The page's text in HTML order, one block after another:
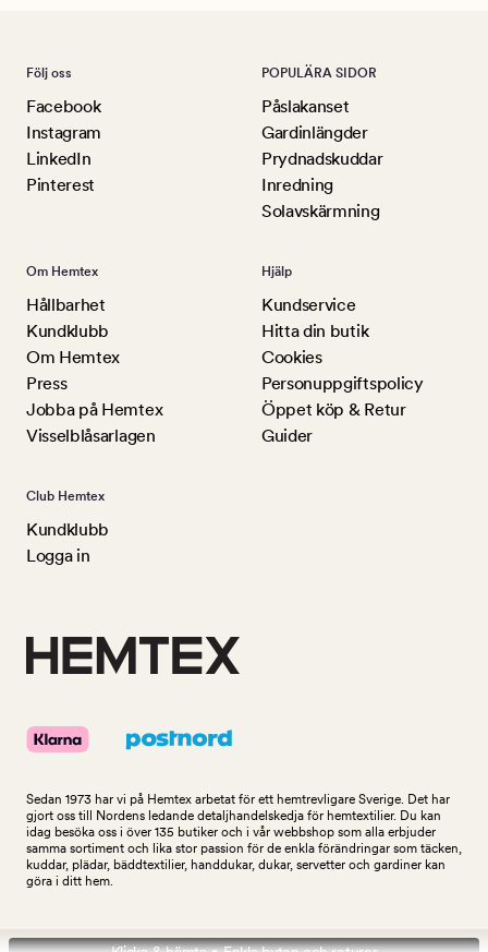
Följ oss
Facebook
Instagram
LinkedIn
Pinterest
POPULÄRA SIDOR
Påslakanset
Gardinlängder
Prydnadskuddar
Inredning
Solavskärmning
Om Hemtex
Hållbarhet
Kundklubb
Om Hemtex
Press
Jobba på Hemtex
Visselblåsarlagen
Hjälp
Kundservice
Hitta din butik
Cookies
Personuppgiftspolicy
Öppet köp & Retur
Guider
Club Hemtex
Kundklubb
Logga in
Sedan 1973 har vi på Hemtex arbetat för ett hemtrevligare Sverige. Det har
gjort oss till Nordens ledande detaljhandelskedja för hemtextilier. Du kan
idag besöka oss i över 135 butiker och i vår webbshop som alla erbjuder
samma sortiment och lika stor passion för de enkla förändringar som täcken,
kuddar, plädar, bäddtextilier, handdukar, dukar, servetter och gardiner kan
göra i ditt hem.